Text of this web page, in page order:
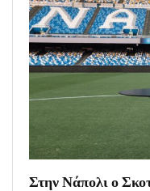
Στην Νάπολι ο